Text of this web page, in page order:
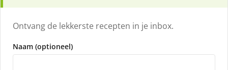
Ontvang de lekkerste recepten in je inbox.
Naam (optioneel)